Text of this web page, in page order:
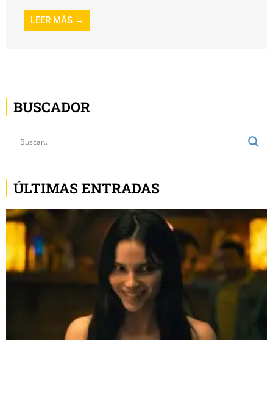
LEER MÁS →
BUSCADOR
ÚLTIMAS ENTRADAS